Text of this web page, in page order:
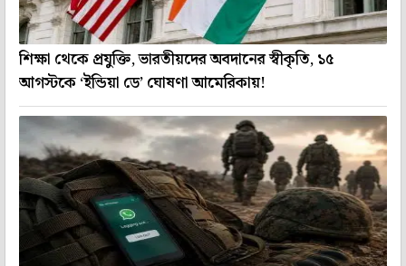
শিক্ষা থেকে প্রযুক্তি, ভারতীয়দের অবদানের স্বীকৃতি, ১৫
আগস্টকে ‘ইন্ডিয়া ডে’ ঘোষণা আমেরিকায়!